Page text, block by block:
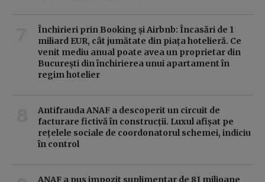
Închirieri prin Booking și Airbnb: Încasări de 1
miliard EUR, cât jumătate din piața hotelieră. Ce
venit mediu anual poate avea un proprietar din
București din închirierea unui apartament în
regim hotelier
Antifrauda ANAF a descoperit un circuit de
facturare fictivă în construcții. Luxul afișat pe
rețelele sociale de coordonatorul schemei, indiciu
în control
ANAF a pus impozit suplimentar de 81 milioane